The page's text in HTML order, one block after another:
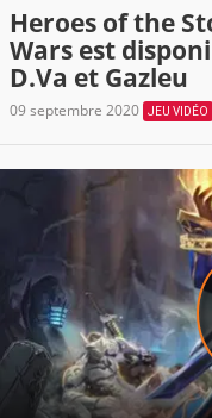
Heroes of the
Wars est
D.Va et Gazleu
09 septembre 2020 JEU VIDÉO